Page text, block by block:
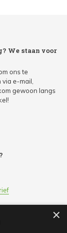
We staan voor
ons te
e-mail,
gewoon langs
×